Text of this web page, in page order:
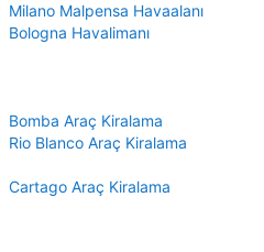
Milano Malpensa Havaalanı
Bologna Havalimanı
Bomba Araç Kiralama
Rio Blanco Araç Kiralama
Cartago Araç Kiralama